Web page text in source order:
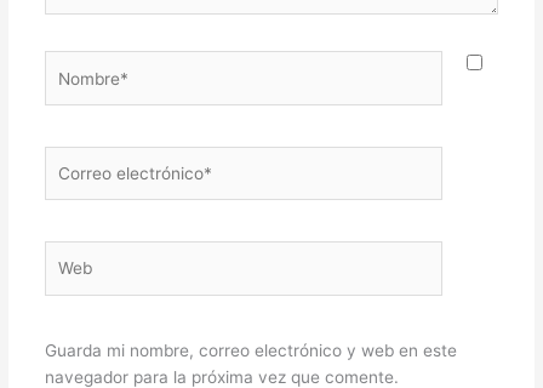
electrónico*
Guarda mi nombre, correo electrónico y web en este
navegador para la próxima vez que comente.